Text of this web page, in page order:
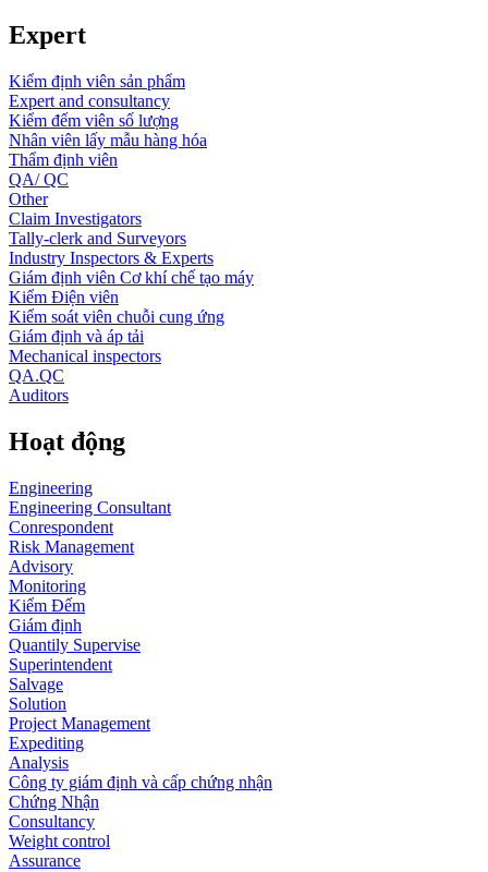
Expert
Kiểm định viên sản phẩm
Expert and consultancy
Kiểm đếm viên số lượng
Nhân viên lấy mẫu hàng hóa
Thẩm định viên
QA/ QC
Other
Claim Investigators
Tally-clerk and Surveyors
Industry Inspectors & Experts
Giám định viên Cơ khí chế tạo máy
Kiểm Điện viên
Kiểm soát viên chuỗi cung ứng
Giám định và áp tải
Mechanical inspectors
QA.QC
Auditors
Hoạt động
Engineering
Engineering Consultant
Conrespondent
Risk Management
Advisory
Monitoring
Kiểm Đếm
Giám định
Quantily Supervise
Superintendent
Salvage
Solution
Project Management
Expediting
Analysis
Công ty giám định và cấp chứng nhận
Chứng Nhận
Consultancy
Weight control
Assurance